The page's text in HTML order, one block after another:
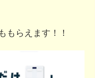
もらえます！！